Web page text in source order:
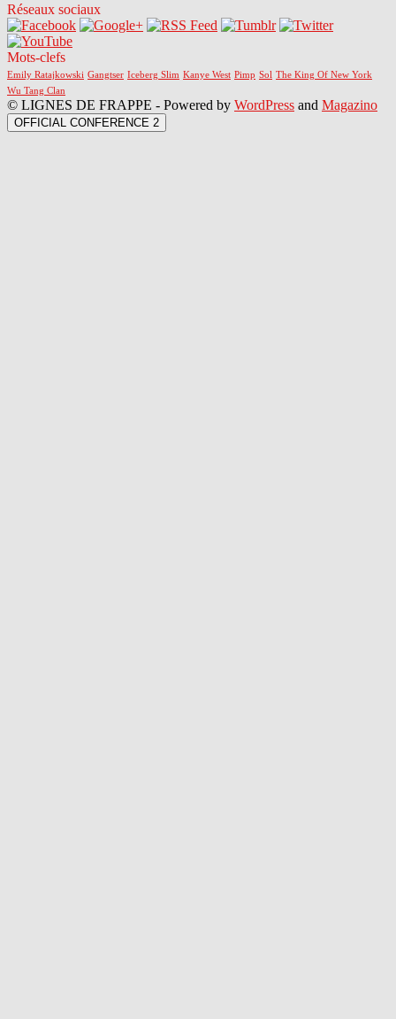
Réseaux sociaux
Mots-clefs
Emily Ratajkowski Gangtser Iceberg Slim Kanye West Pimp Sol The King Of New York
Wu Tang Clan
© LIGNES DE FRAPPE - Powered by WordPress and Magazino
OFFICIAL CONFERENCE 2